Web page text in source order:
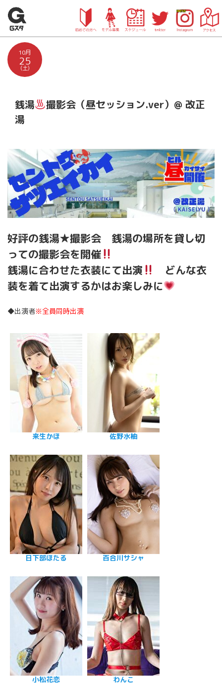
10月
25
(土)
銭湯
撮影会（昼セッション.ver）@ 改正
湯
好評の銭湯★撮影会 銭湯の場所を貸し切
っての撮影会を開催
銭湯に合わせた衣装にて出演
どんな衣
装を着て出演するかはお楽しみに
◆出演者※全員同時出演
来生かほ 佐野水柚
日下部ほたる 百合川サシャ
小松花恋 わんこ